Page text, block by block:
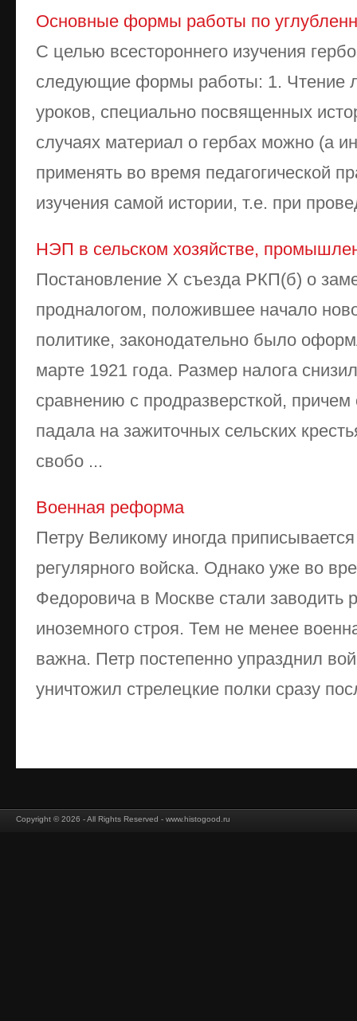
Основные формы работы по
С целью всестороннего изучения
следующие формы работы: 1. Чтение
уроков, специально посвященных
случаях материал о гербах можно (а
применять во время педагогической
изучения самой истории, т.е. при
НЭП в сельском хозяйстве,
Постановление X съезда РКП(б) о
продналогом, положившее начало
политике, законодательно было
марте 1921 года. Размер налога
сравнению с продразверсткой, причем
падала на зажиточных сельских
свобо ...
Военная реформа
Петру Великому иногда
регулярного войска. Однако уже во
Федоровича в Москве стали заводить
иноземного строя. Тем не менее
важна. Петр постепенно упразднил
уничтожил стрелецкие полки сразу
Copyright © 2026 - All Rights Reserved - www.histogood.ru